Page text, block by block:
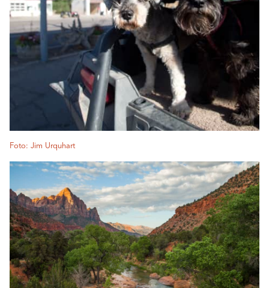
Foto: Jim Urquhart